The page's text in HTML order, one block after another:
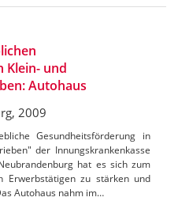
Klein- und
Autohaus
2009
Gesundheitsförderung in
der Innungskrankenkasse
hat es sich zum
Erwerbstätigen zu stärken und
Autohaus nahm im…